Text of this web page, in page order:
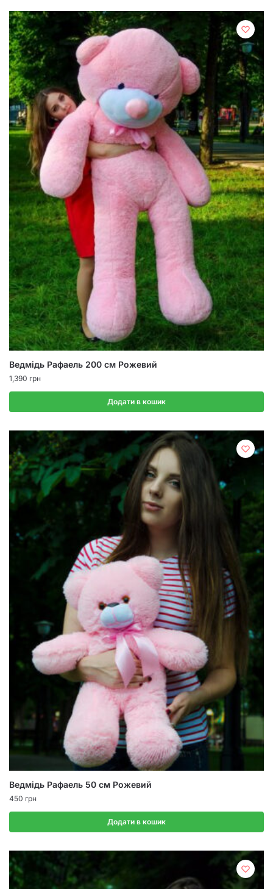
Ведмідь Рафаель 200 см Рожевий
1,390 грн
Додати в кошик
Ведмідь Рафаель 50 см Рожевий
450 грн
Додати в кошик